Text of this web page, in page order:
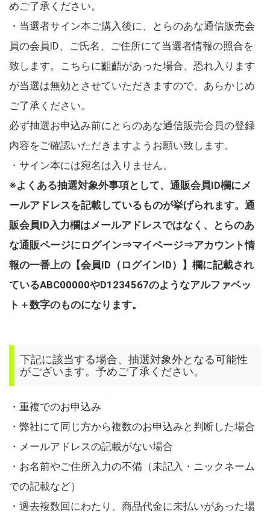
めご了承ください。
・当選者サイン本ご購入後に、とらのあな通信販売会
員の会員ID、ご氏名、ご住所にて当選者情報の照合を
致します。こちらに齟齬があった場合、恐れ入ります
が当選は無効とさせていただきますので、あらかじめ
ご了承ください。
必ず抽選お申込み前にとらのあな通信販売会員の登録
内容をご確認いただきますようお願い致します。
・サイン本には宛名は入りません。
※よくある抽選対象外事項として、通販会員ID欄にメ
ールアドレスを記載しているものが挙げられます。通
販会員ID入力欄はメールアドレスではなく、とらのあ
な通販ページにログイン⇒マイページ⇒アカウント情
報の一番上の【会員ID（ログインID）】欄に記載され
ているABC00000やD1234567のようなアルファベッ
ト＋数字のものになります。
下記に該当する場合、抽選対象外となる可能性
がございます。予めご了承ください。
・重複でのお申込み
・弊社にて同じ方から複数のお申込みと判断した場合
・メールアドレスの記載がない場合
・お名前やご住所入力の不備（未記入・ニックネーム
での記載など）
・過去複数回にわたり、商品代金に未払いがあった場